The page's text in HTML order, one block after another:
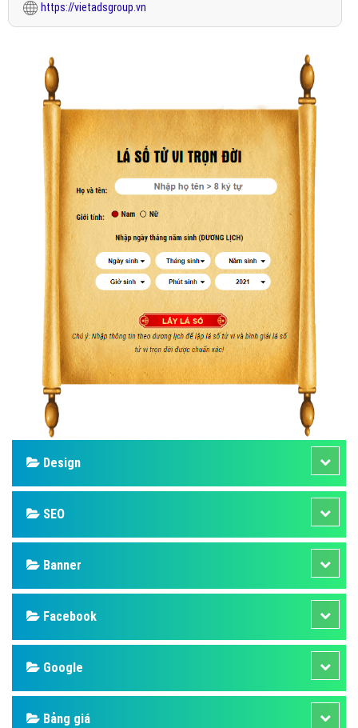
https://vietadsgroup.vn
Design
SEO
Banner
Facebook
Google
Bảng giá